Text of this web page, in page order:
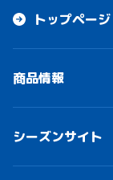
トップページ
商品情報
シーズンサイト